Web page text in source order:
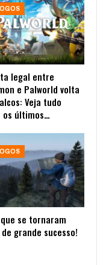
legal entre
e Palworld volta
Veja tudo
os últimos…
se tornaram
grande sucesso!